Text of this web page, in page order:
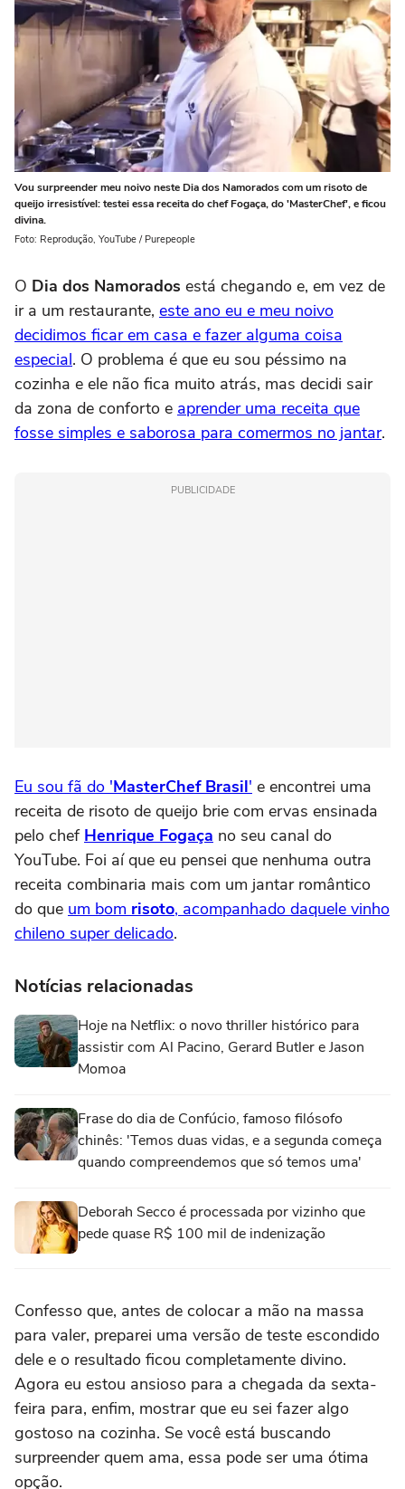
Vou surpreender meu noivo neste Dia dos Namorados com um risoto de
queijo irresistível: testei essa receita do chef Fogaça, do 'MasterChef', e ficou
divina.
Foto: Reprodução, YouTube / Purepeople
O Dia dos Namorados está chegando e, em vez de
ir a um restaurante, este ano eu e meu noivo
decidimos ficar em casa e fazer alguma coisa
especial. O problema é que eu sou péssimo na
cozinha e ele não fica muito atrás, mas decidi sair
da zona de conforto e aprender uma receita que
fosse simples e saborosa para comermos no jantar.
PUBLICIDADE
Eu sou fã do 'MasterChef Brasil' e encontrei uma
receita de risoto de queijo brie com ervas ensinada
pelo chef Henrique Fogaça no seu canal do
YouTube. Foi aí que eu pensei que nenhuma outra
receita combinaria mais com um jantar romântico
do que um bom risoto, acompanhado daquele vinho
chileno super delicado.
Notícias relacionadas
Hoje na Netflix: o novo thriller histórico para
assistir com Al Pacino, Gerard Butler e Jason
Momoa
Frase do dia de Confúcio, famoso filósofo
chinês: 'Temos duas vidas, e a segunda começa
quando compreendemos que só temos uma'
Deborah Secco é processada por vizinho que
pede quase R$ 100 mil de indenização
Confesso que, antes de colocar a mão na massa
para valer, preparei uma versão de teste escondido
dele e o resultado ficou completamente divino.
Agora eu estou ansioso para a chegada da sexta-
feira para, enfim, mostrar que eu sei fazer algo
gostoso na cozinha. Se você está buscando
surpreender quem ama, essa pode ser uma ótima
opção.